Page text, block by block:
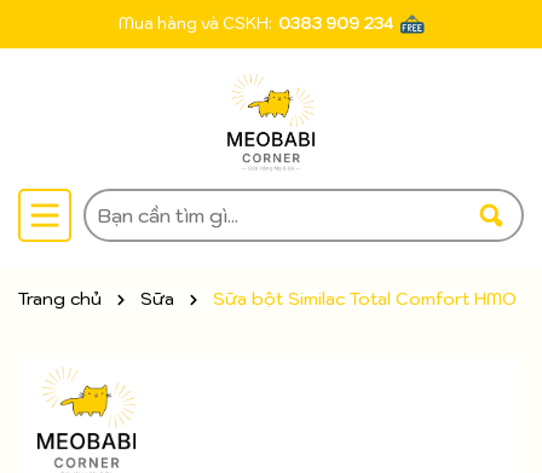
Mua hàng và CSKH: 0383 909 234
Trang chủ Sữa Sữa bột Similac Total Comfort HMO